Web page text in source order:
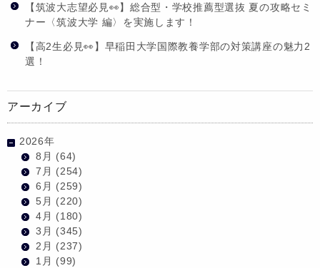
【筑波大志望必見👀】総合型・学校推薦型選抜 夏の攻略セミ
ナー〈筑波大学 編〉を実施します！
【高2生必見👀】早稲田大学国際教養学部の対策講座の魅力2
選！
アーカイブ
2026年
8月 (64)
7月 (254)
6月 (259)
5月 (220)
4月 (180)
3月 (345)
2月 (237)
1月 (99)